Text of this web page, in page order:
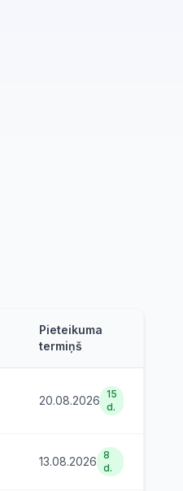
Pieteikuma
termiņš
20.08.2026 15
d.
13.08.2026 8
d.